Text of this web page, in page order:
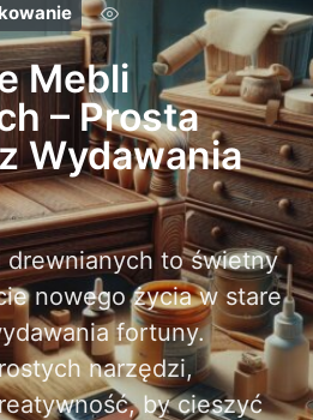
Mebli
– Prosta
Wydawania
drewnianych to świetny
nowego życia w stare
fortuny.
narzędzi,
by cieszyć